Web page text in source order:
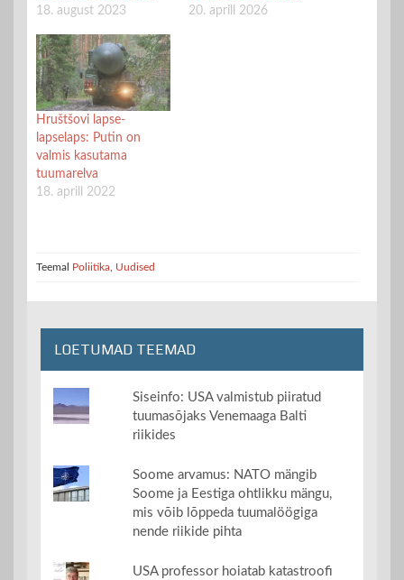
18. august 2023
20. aprill 2026
Hruštšovi lapse-
lapselaps: Putin on
valmis kasutama
tuumarelva
18. aprill 2022
Teemal Poliitika Uudised
LOETUMAD TEEMAD
Siseinfo: USA valmistub piiratud
tuumasõjaks Venemaaga Balti
riikides
Soome arvamus: NATO mängib
Soome ja Eestiga ohtlikku mängu,
mis võib lõppeda tuumalöögiga
nende riikide pihta
USA professor hoiatab katastroofi